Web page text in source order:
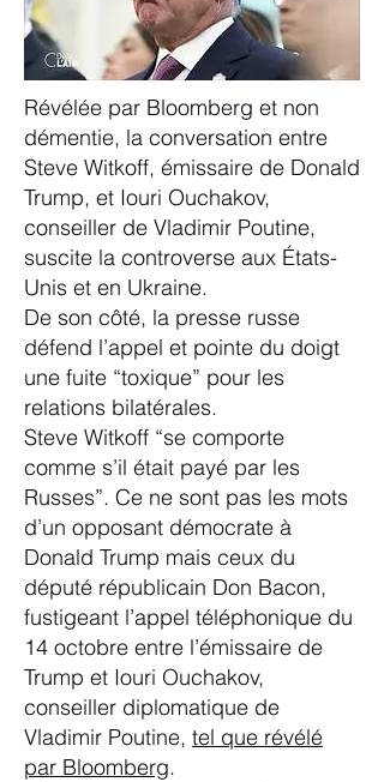
Révélée par Bloomberg et non
démentie, la conversation entre
Steve Witkoff, émissaire de Donald
Trump, et Iouri Ouchakov,
conseiller de Vladimir Poutine,
suscite la controverse aux États-
Unis et en Ukraine.
De son côté, la presse russe
défend l’appel et pointe du doigt
une fuite “toxique” pour les
relations bilatérales.
Steve Witkoff “se comporte
comme s’il était payé par les
Russes”. Ce ne sont pas les mots
d’un opposant démocrate à
Donald Trump mais ceux du
député républicain Don Bacon,
fustigeant l’appel téléphonique du
14 octobre entre l’émissaire de
Trump et Iouri Ouchakov,
conseiller diplomatique de
Vladimir Poutine, tel que révélé
par Bloomberg.